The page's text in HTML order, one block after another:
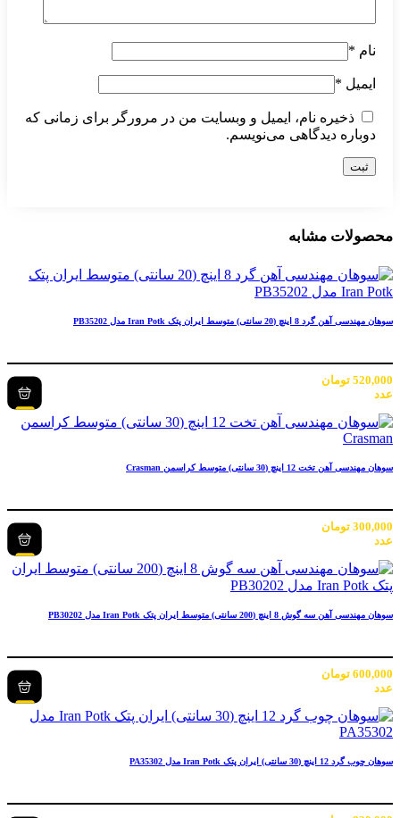
نام *
ایمیل *
ذخیره نام، ایمیل و وبسایت من در مرورگر برای زمانی که
دوباره دیدگاهی می‌نویسم.
محصولات مشابه
سوهان مهندسی آهن گرد 8 اینچ (20 سانتی) متوسط ایران پتک Iran Potk مدل PB35202
520,000 تومان
عدد
سوهان مهندسی آهن تخت 12 اینچ (30 سانتی) متوسط کراسمن Crasman
300,000 تومان
عدد
سوهان مهندسی آهن سه گوش 8 اینچ (200 سانتی) متوسط ایران پتک Iran Potk مدل PB30202
600,000 تومان
عدد
سوهان چوب گرد 12 اینچ (30 سانتی) ایران پتک Iran Potk مدل PA35302